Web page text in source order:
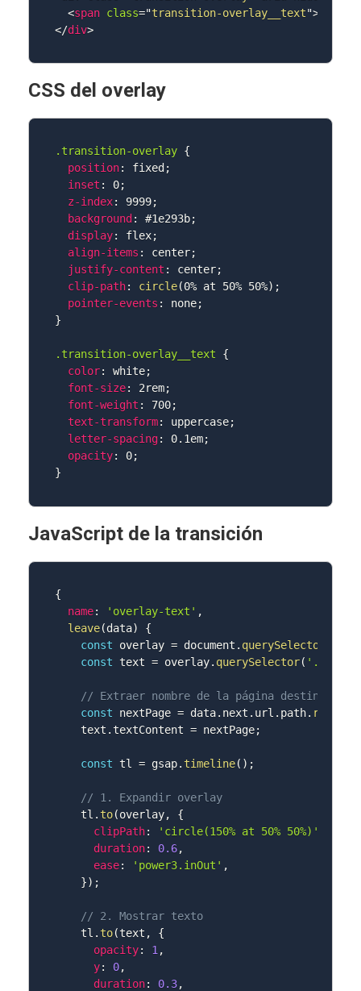
<span class="transition-overlay__text">
</div>
CSS del overlay
.transition-overlay {
position: fixed ;
inset : 0;
z-index: 9999;
background : #1e293b;
display: flex;
align-items : center;
justify-content : center;
clip-path: circle(0% at 50% 50%) ;
pointer-events : none;
}
.transition-overlay__text
{
color: white;
font-size: 2rem;
font-weight : 700;
text-transform: uppercase;
letter-spacing: 0.1em;
opacity: 0;
}
JavaScript de la transición
{
name: 'overlay-text' ,
leave(data)
{
const overlay = document . querySelector
const text = overlay. querySelector(
// Extraer nombre de la página destino
const nextPage = data. next . url . path. replace
    text
.textContent = nextPage;
const tl = gsap. timeline( ) ;
// 1. Expandir overlay
    tl
. to(overlay,
{
clipPath: 'circle(150% at 50% 50%)'
duration: 0.6,
ease: 'power3.inOut' ,
}) ;
// 2. Mostrar texto
    tl
. to(text ,
{
opacity: 1 ,
y: 0,
duration: 0.3,